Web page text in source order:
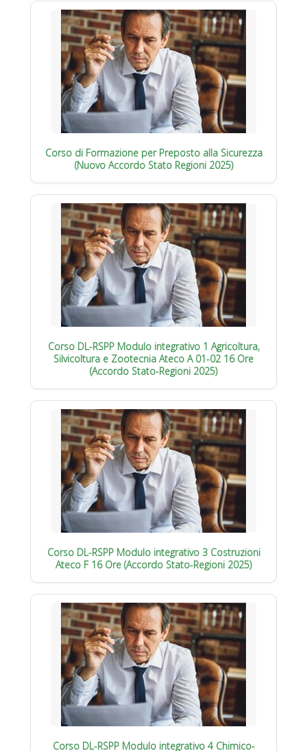
Corso di Formazione per Preposto alla Sicurezza
(Nuovo Accordo Stato Regioni 2025)
Corso DL-RSPP Modulo integrativo 1 Agricoltura,
Silvicoltura e Zootecnia Ateco A 01-02 16 Ore
(Accordo Stato-Regioni 2025)
Corso DL-RSPP Modulo integrativo 3 Costruzioni
Ateco F 16 Ore (Accordo Stato-Regioni 2025)
Corso DL-RSPP Modulo integrativo 4 Chimico-